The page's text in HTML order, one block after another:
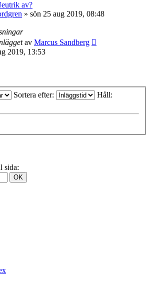
av?
» sön 25 aug 2019, 08:48
av Marcus Sandberg
2019, 13:53
Sortera efter: Håll:
sida: